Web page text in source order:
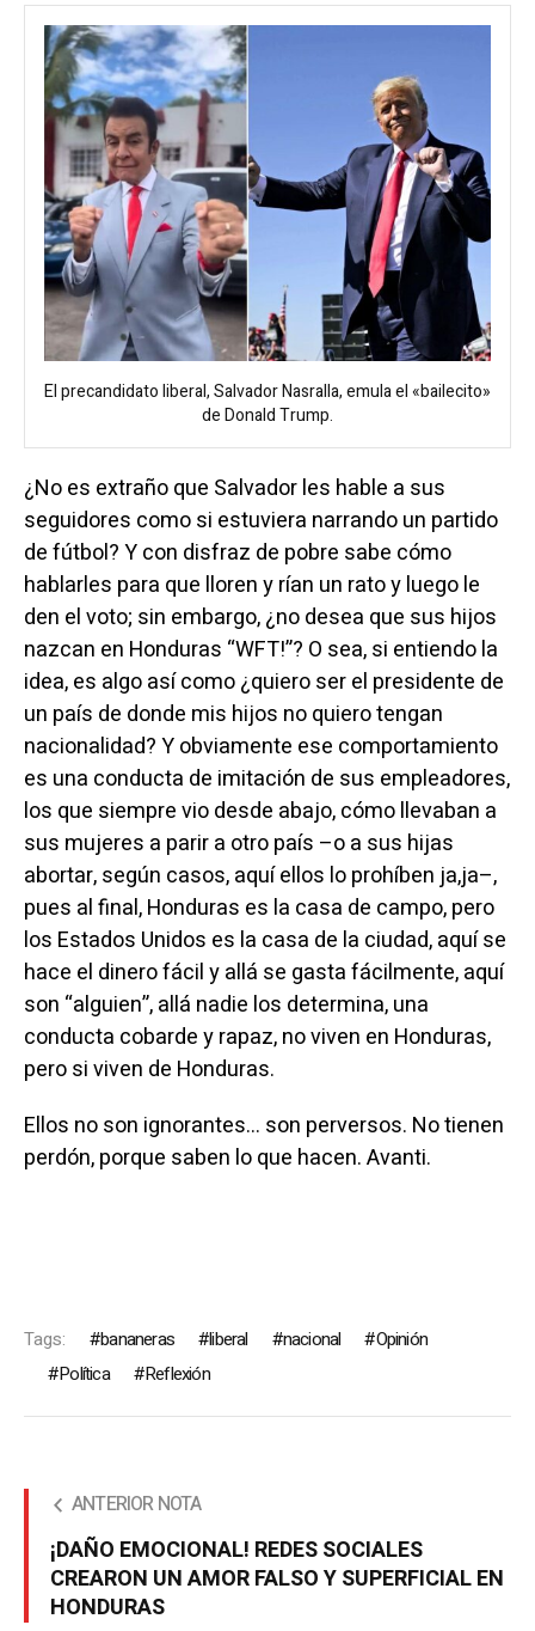
El precandidato liberal, Salvador Nasralla, emula el «bailecito»
de Donald Trump.
¿No es extraño que Salvador les hable a sus
seguidores como si estuviera narrando un partido
de fútbol? Y con disfraz de pobre sabe cómo
hablarles para que lloren y rían un rato y luego le
den el voto; sin embargo, ¿no desea que sus hijos
nazcan en Honduras “WFT!”? O sea, si entiendo la
idea, es algo así como ¿quiero ser el presidente de
un país de donde mis hijos no quiero tengan
nacionalidad? Y obviamente ese comportamiento
es una conducta de imitación de sus empleadores,
los que siempre vio desde abajo, cómo llevaban a
sus mujeres a parir a otro país –o a sus hijas
abortar, según casos, aquí ellos lo prohíben ja,ja–,
pues al final, Honduras es la casa de campo, pero
los Estados Unidos es la casa de la ciudad, aquí se
hace el dinero fácil y allá se gasta fácilmente, aquí
son “alguien”, allá nadie los determina, una
conducta cobarde y rapaz, no viven en Honduras,
pero si viven de Honduras.
Ellos no son ignorantes… son perversos. No tienen
perdón, porque saben lo que hacen. Avanti.
Tags: bananeras liberal nacional
Opinión
Política
Reflexión
ANTERIOR NOTA
¡DAÑO EMOCIONAL! REDES SOCIALES
CREARON UN AMOR FALSO Y SUPERFICIAL EN
HONDURAS